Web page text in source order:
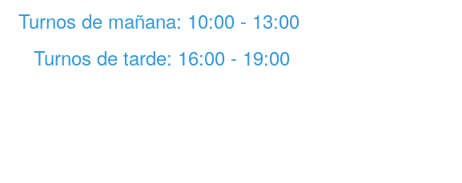
Turnos de mañana: 10:00 - 13:00
Turnos de tarde: 16:00 - 19:00